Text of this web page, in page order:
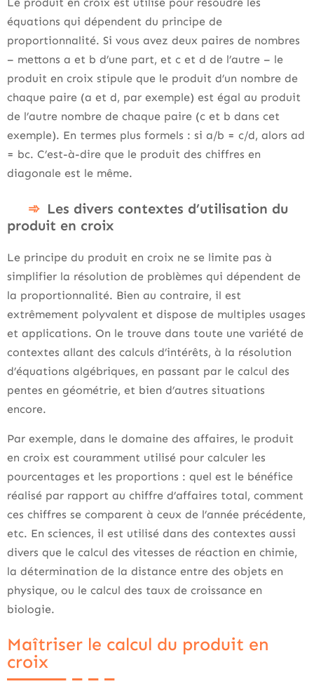
équations qui dépendent du principe de
proportionnalité. Si vous avez deux paires de nombres
– mettons a et b d’une part, et c et d de l’autre – le
produit en croix stipule que le produit d’un nombre de
chaque paire (a et d, par exemple) est égal au produit
de l’autre nombre de chaque paire (c et b dans cet
exemple). En termes plus formels : si a/b = c/d, alors ad
= bc. C’est-à-dire que le produit des chiffres en
diagonale est le même.
Les divers contextes d’utilisation du
produit en croix
Le principe du produit en croix ne se limite pas à
simplifier la résolution de problèmes qui dépendent de
la proportionnalité. Bien au contraire, il est
extrêmement polyvalent et dispose de multiples usages
et applications. On le trouve dans toute une variété de
contextes allant des calculs d’intérêts, à la résolution
d’équations algébriques, en passant par le calcul des
pentes en géométrie, et bien d’autres situations
encore.
Par exemple, dans le domaine des affaires, le produit
en croix est couramment utilisé pour calculer les
pourcentages et les proportions : quel est le bénéfice
réalisé par rapport au chiffre d’affaires total, comment
ces chiffres se comparent à ceux de l’année précédente,
etc. En sciences, il est utilisé dans des contextes aussi
divers que le calcul des vitesses de réaction en chimie,
la détermination de la distance entre des objets en
physique, ou le calcul des taux de croissance en
biologie.
Maîtriser le calcul du produit en
croix